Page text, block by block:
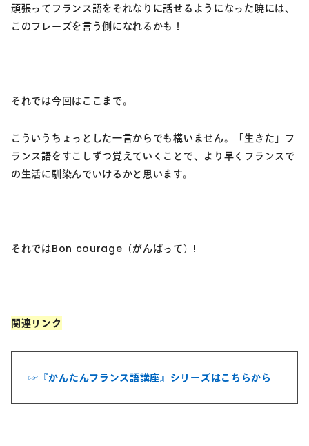
頑張ってフランス語をそれなりに話せるようになった暁には、
このフレーズを言う側になれるかも！
それでは今回はここまで。
こういうちょっとした一言からでも構いません。「生きた」フ
ランス語をすこしずつ覚えていくことで、より早くフランスで
の生活に馴染んでいけるかと思います。
それではBon courage（がんばって）!
関連リンク
☞『かんたんフランス語講座』シリーズはこちらから